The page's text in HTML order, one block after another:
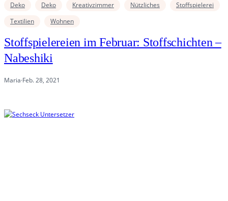
Deko Deko Kreativzimmer Nützliches
Stoffspielerei
Textilien
Wohnen
Stoffspielereien im Februar: Stoffschichten –
Nabeshiki
Maria·Feb. 28, 2021